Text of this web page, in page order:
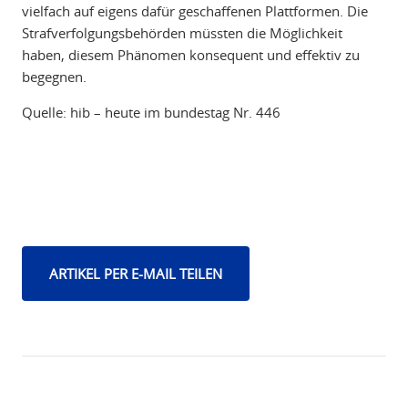
vielfach auf eigens dafür geschaffenen Plattformen. Die
Strafverfolgungsbehörden müssten die Möglichkeit
haben, diesem Phänomen konsequent und effektiv zu
begegnen.
Quelle: hib – heute im bundestag Nr. 446
ARTIKEL PER E-MAIL TEILEN